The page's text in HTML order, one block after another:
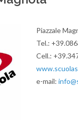
Piazzale
Tel.:
Cell.:
e-mail: